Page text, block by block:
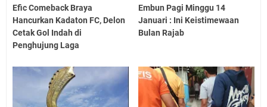
Efic Comeback Braya
Hancurkan Kadaton FC, Delon
Cetak Gol Indah di
Penghujung Laga
Embun Pagi Minggu 14
Januari : Ini Keistimewaan
Bulan Rajab